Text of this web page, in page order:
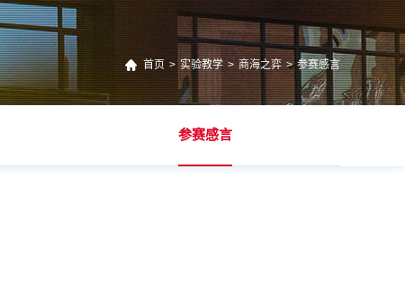
首页 > 实验教学 > 商海之弈 > 参赛感言
参赛感言